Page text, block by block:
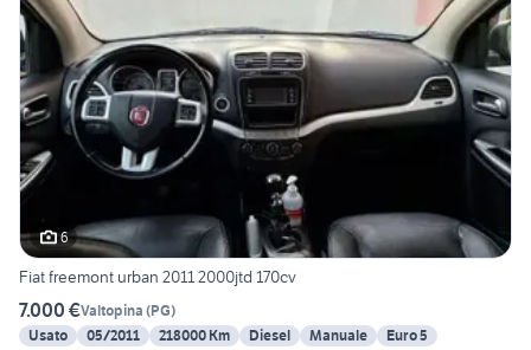
6
Fiat freemont urban 2011 2000jtd 170cv
7.000 €Valtopina (PG)
Usato
05/2011 218000 Km Diesel Manuale Euro 5